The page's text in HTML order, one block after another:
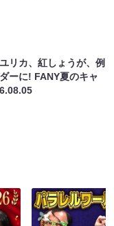
リカ、紅しょうが、例
ーに! FANY夏のキャ